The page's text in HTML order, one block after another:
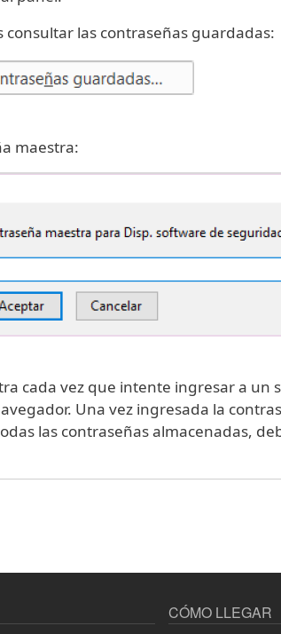
las contraseñas guardadas:
maestra:
cada vez que intente ingresar a un
Una vez ingresada la
las contraseñas almacenadas,
CÓMO LLEGAR